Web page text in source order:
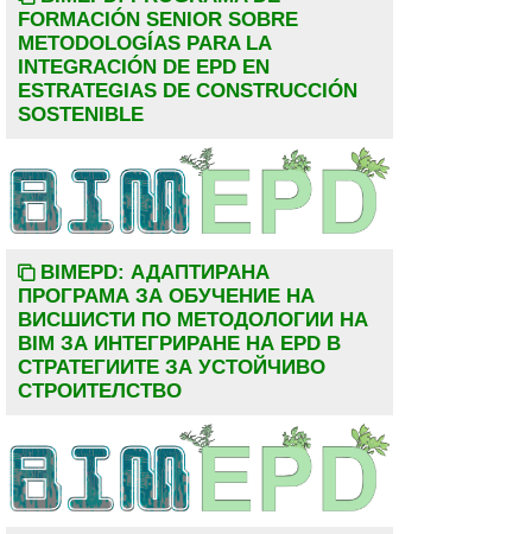
FORMACIÓN SENIOR SOBRE
METODOLOGÍAS PARA LA
INTEGRACIÓN DE EPD EN
ESTRATEGIAS DE CONSTRUCCIÓN
SOSTENIBLE
BIMEPD: АДАПТИРАНА
ПРОГРАМА ЗА ОБУЧЕНИЕ НА
ВИСШИСТИ ПО МЕТОДОЛОГИИ НА
BIM ЗА ИНТЕГРИРАНЕ НА EPD В
СТРАТЕГИИТЕ ЗА УСТОЙЧИВО
СТРОИТЕЛСТВО